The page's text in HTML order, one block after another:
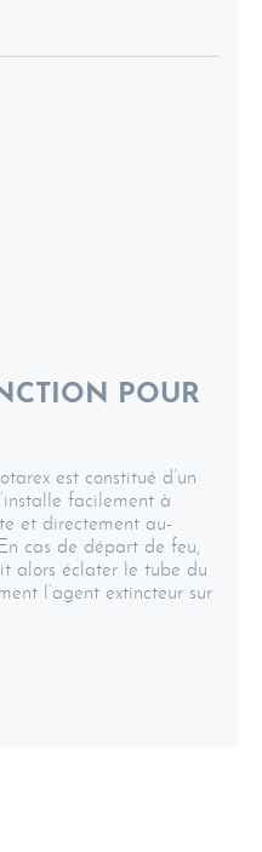
POUR
est constitué d’un
facilement à
et directement au-
cas de départ de feu,
alors éclater le tube du
l’agent extincteur sur